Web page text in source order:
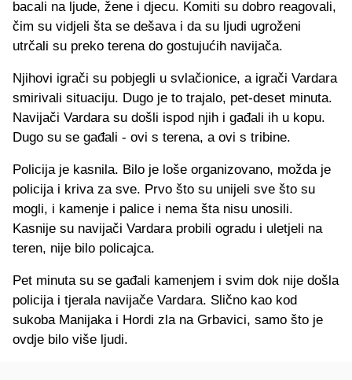
bacali na ljude, žene i djecu. Komiti su dobro reagovali,
čim su vidjeli šta se dešava i da su ljudi ugroženi
utrčali su preko terena do gostujućih navijača.
Njihovi igrači su pobjegli u svlačionice, a igrači Vardara
smirivali situaciju. Dugo je to trajalo, pet-deset minuta.
Navijači Vardara su došli ispod njih i gađali ih u kopu.
Dugo su se gađali - ovi s terena, a ovi s tribine.
Policija je kasnila. Bilo je loše organizovano, možda je
policija i kriva za sve. Prvo što su unijeli sve što su
mogli, i kamenje i palice i nema šta nisu unosili.
Kasnije su navijači Vardara probili ogradu i uletjeli na
teren, nije bilo policajca.
Pet minuta su se gađali kamenjem i svim dok nije došla
policija i tjerala navijače Vardara. Slično kao kod
sukoba Manijaka i Hordi zla na Grbavici, samo što je
ovdje bilo više ljudi.